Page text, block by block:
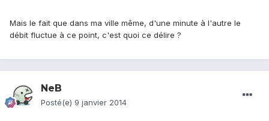
Mais le fait que dans ma ville même, d'une minute à l'autre le
débit fluctue à ce point, c'est quoi ce délire ?
NeB
Posté(e) 9 janvier 2014